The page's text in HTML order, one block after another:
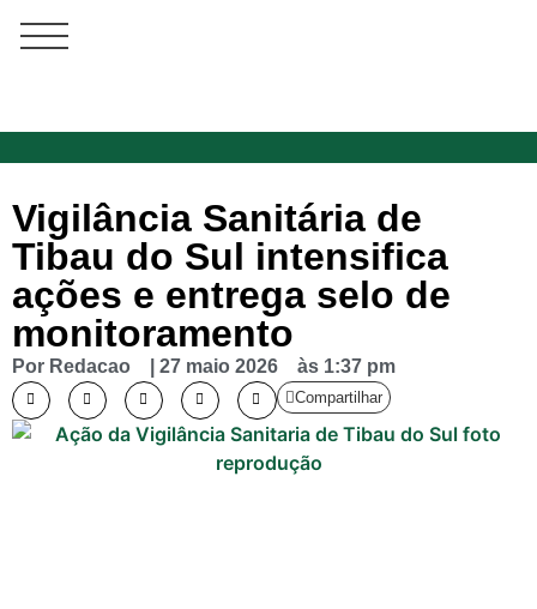
Vigilância Sanitária de
Tibau do Sul intensifica
ações e entrega selo de
monitoramento
Por Redacao 27 maio 2026 às 1:37 pm
Compartilhar